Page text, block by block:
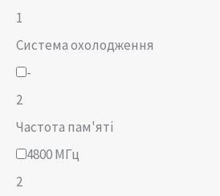
1
Система охолодження
-
2
Частота пам'яті
4800 МГц
2